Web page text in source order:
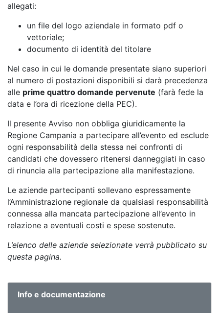
allegati:
un file del logo aziendale in formato pdf o
vettoriale;
documento di identità del titolare
Nel caso in cui le domande presentate siano superiori
al numero di postazioni disponibili si darà precedenza
alle prime quattro domande pervenute (farà fede la
data e l’ora di ricezione della PEC).
Il presente Avviso non obbliga giuridicamente la
Regione Campania a partecipare all’evento ed esclude
ogni responsabilità della stessa nei confronti di
candidati che dovessero ritenersi danneggiati in caso
di rinuncia alla partecipazione alla manifestazione.
Le aziende partecipanti sollevano espressamente
l’Amministrazione regionale da qualsiasi responsabilità
connessa alla mancata partecipazione all’evento in
relazione a eventuali costi e spese sostenute.
L’elenco delle aziende selezionate verrà pubblicato su
questa pagina.
Info e documentazione